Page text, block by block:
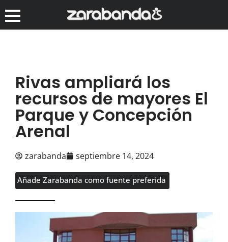
Rivas ampliará los
recursos de mayores El
Parque y Concepción
Arenal
zarabanda septiembre 14, 2024
Añade Zarabanda como fuente preferida